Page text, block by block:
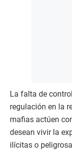
La falta de
regulación en la
mafias actúen
desean vivir la
ilícitas o